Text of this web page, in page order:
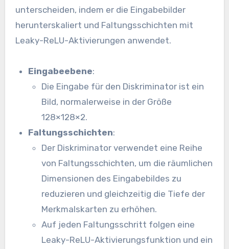
unterscheiden, indem er die Eingabebilder
herunterskaliert und Faltungsschichten mit
Leaky-ReLU-Aktivierungen anwendet.
Eingabeebene:
Die Eingabe für den Diskriminator ist ein
Bild, normalerweise in der Größe
128×128×2.
Faltungsschichten:
Der Diskriminator verwendet eine Reihe
von Faltungsschichten, um die räumlichen
Dimensionen des Eingabebildes zu
reduzieren und gleichzeitig die Tiefe der
Merkmalskarten zu erhöhen.
Auf jeden Faltungsschritt folgen eine
Leaky-ReLU-Aktivierungsfunktion und ein